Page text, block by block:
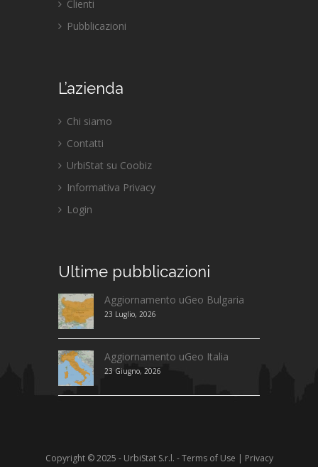
Clienti
Pubblicazioni
L’azienda
Chi siamo
Contatti
UrbiStat su Coobiz
Informativa Privacy
Login
Ultime pubblicazioni
Aggiornamento uGeo Bulgaria
23 Luglio, 2026
Aggiornamento uGeo Italia
23 Giugno, 2026
Copyright © 2025 - UrbiStat S.r.l. -Terms of Use | Privacy